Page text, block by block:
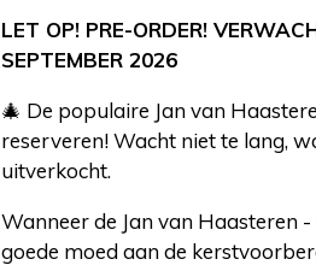
LET OP! PRE-ORDER!
SEPTEMBER 2026
🎄 De populaire Jan van
reserveren! Wacht niet te lang,
uitverkocht.
Wanneer de Jan van Haasteren
goede moed aan de